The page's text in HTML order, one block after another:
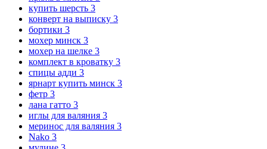
купить шерсть 3
конверт на выписку 3
бортики 3
мохер минск 3
мохер на шелке 3
комплект в кроватку 3
спицы адди 3
ярнарт купить минск 3
фетр 3
лана гатто 3
иглы для валяния 3
меринос для валяния 3
Nako 3